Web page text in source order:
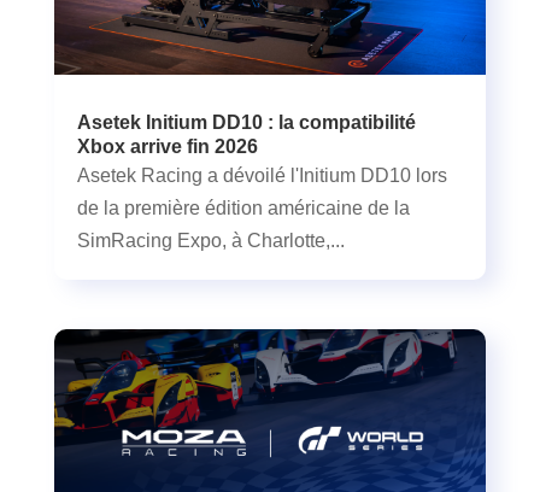
Asetek Initium DD10 : la compatibilité
Xbox arrive fin 2026
Asetek Racing a dévoilé l'Initium DD10 lors
de la première édition américaine de la
SimRacing Expo, à Charlotte,...